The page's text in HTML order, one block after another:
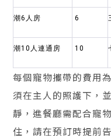
潮6人房 6
潮10人連通房 10
每個寵物攜帶的費用
須在主人的照護下，
靜，進餐廳需配合寵
住，請在預訂時提前